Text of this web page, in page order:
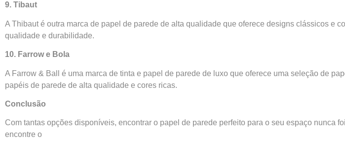
9. Tibaut
A Thibaut é outra marca de papel de parede de alta qualidade que oferece designs clássicos e
qualidade e durabilidade.
10. Farrow e Bola
A Farrow & Ball é uma marca de tinta e papel de parede de luxo que oferece uma seleção de
papéis de parede de alta qualidade e cores ricas.
Conclusão
Com tantas opções disponíveis, encontrar o papel de parede perfeito para o seu espaço nunca
encontre o